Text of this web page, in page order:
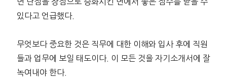
있다고 언급했다.
무엇보다 중요한 것은 직무에 대한 이해와 입사 후에 직원
들과 업무에 보일 태도이다. 이 모든 것을 자기소개서에 잘
녹여내야 한다.